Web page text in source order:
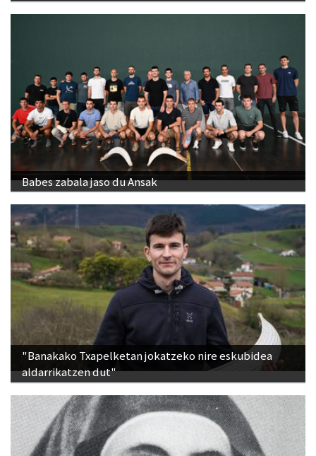
Babes zabala jaso du Ansak
"Banakako Txapelketan jokatzeko nire eskubidea
aldarrikatzen dut"